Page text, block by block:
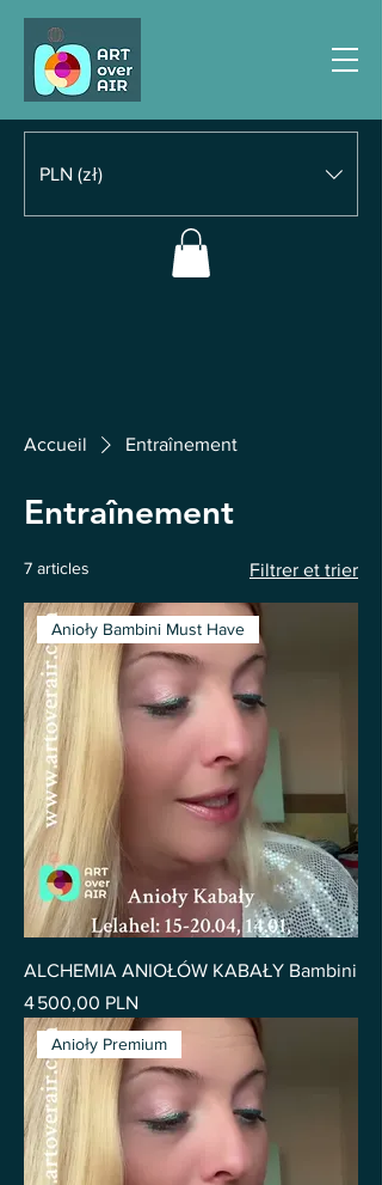
PLN (zł)
Accueil Entraînement
Entraînement
7 articles Filtrer et trier
Anioły Bambini Must Have
ALCHEMIA ANIOŁÓW KABAŁY Bambini
Prix
4 500,00 PLN
Anioły Premium